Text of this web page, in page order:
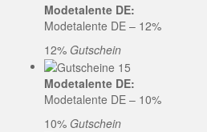
Modetalente DE:
Modetalente DE – 12%
12% Gutschein
Modetalente DE:
Modetalente DE – 10%
10% Gutschein